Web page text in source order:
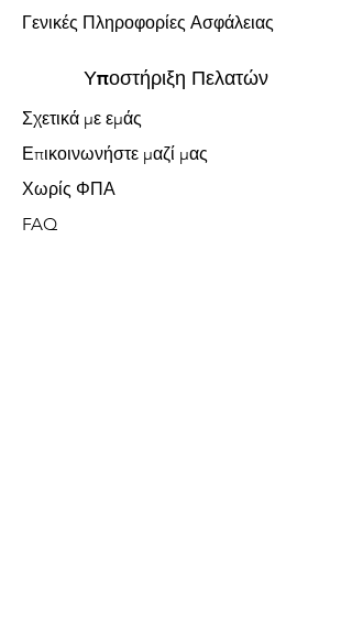
Γενικές Πληροφορίες Ασφάλειας
Υποστήριξη Πελατών
Σχετικά με εμάς
Επικοινωνήστε μαζί μας
Χωρίς ΦΠΑ
FAQ